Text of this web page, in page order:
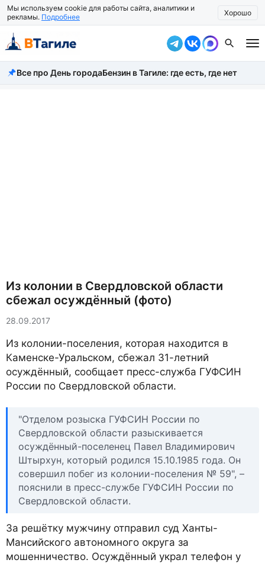
Мы используем cookie для работы сайта, аналитики и
рекламы. Подробнее Хорошо
Все новости
Все про День городаБензин в Тагиле: где есть, где нет
Из колонии в Свердловской области
сбежал осуждённый (фото)
28.09.2017
Из колонии-поселения, которая находится в
Каменске-Уральском, сбежал 31-летний
осуждённый, сообщает пресс-служба ГУФСИН
России по Свердловской области.
"Отделом розыска ГУФСИН России по
Свердловской области разыскивается
осуждённый-поселенец Павел Владимирович
Штырхун, который родился 15.10.1985 года. Он
совершил побег из колонии-поселения № 59", –
пояснили в пресс-службе ГУФСИН России по
Свердловской области.
За решётку мужчину отправил суд Ханты-
Мансийского автономного округа за
мошенничество. Осуждённый украл телефон у